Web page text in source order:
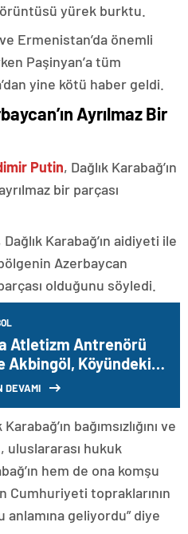
yürek burktu.
Ermenistan’da önemli
Paşinyan’a tüm
yine kötü haber geldi.
Ayrılmaz Bir
Putin, Dağlık Karabağ’ın
bir parçası
Karabağ’ın aidiyeti ile
Azerbaycan
olduğunu söyledi.
Atletizm Antrenörü
Akbingöl, Köyündeki
Yarışmalara
DEVAMI
Karabağ’ın bağımsızlığını ve
uluslararası hukuk
hem de ona komşu
Cumhuriyeti topraklarının
anlamına geliyordu” diye